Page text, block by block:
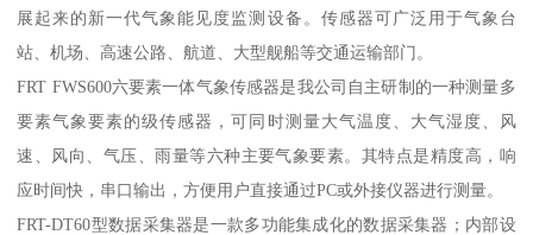
展起来的新一代气象能见度监测设备。传感器可广泛用于气象台
站、机场、高速公路、航道、大型舰船等交通运输部门。
FRT FWS600六要素一体气象传感器是我公司自主研制的一种测量多
要素气象要素的级传感器，可同时测量大气温度、大气湿度、风
速、风向、气压、雨量等六种主要气象要素。其特点是精度高，响
应时间快，串口输出，方便用户直接通过PC或外接仪器进行测量。
FRT-DT60型数据采集器是一款多功能集成化的数据采集器；内部设